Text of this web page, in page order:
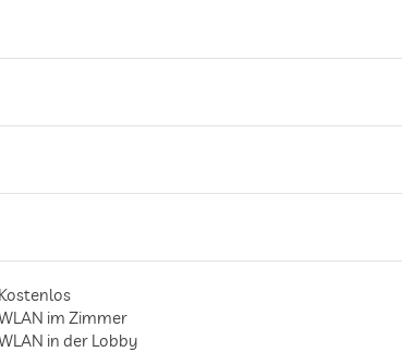
Kostenlos
im Zimmer
in der Lobby